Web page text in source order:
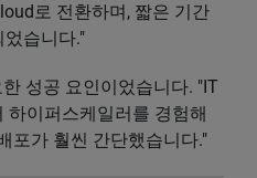
로 전환하며, 짧은 기간
었습니다."
성공 요인이었습니다. "IT
하이퍼스케일러를 경험해
포가 훨씬 간단했습니다."